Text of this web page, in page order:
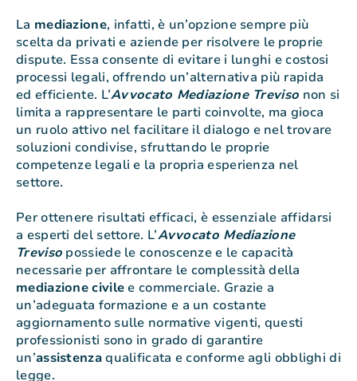
La mediazione, infatti, è un’opzione sempre più
scelta da privati e aziende per risolvere le proprie
dispute. Essa consente di evitare i lunghi e costosi
processi legali, offrendo un’alternativa più rapida
ed efficiente. L’Avvocato Mediazione Treviso non si
limita a rappresentare le parti coinvolte, ma gioca
un ruolo attivo nel facilitare il dialogo e nel trovare
soluzioni condivise, sfruttando le proprie
competenze legali e la propria esperienza nel
settore.
Per ottenere risultati efficaci, è essenziale affidarsi
a esperti del settore. L’Avvocato Mediazione
Treviso possiede le conoscenze e le capacità
necessarie per affrontare le complessità della
mediazionecivilee commerciale. Grazie a
un’adeguata formazione e a un costante
aggiornamento sulle normative vigenti, questi
professionisti sono in grado di garantire
un’assistenzaqualificata e conforme agli obblighi di
legge.